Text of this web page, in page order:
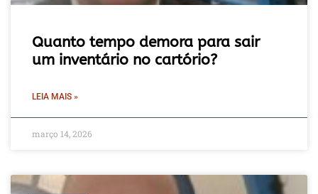
Quanto tempo demora para sair
um inventário no cartório?
LEIA MAIS »
março 14, 2026